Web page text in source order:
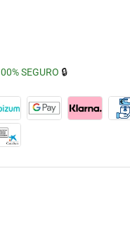
SEGURO 🔒